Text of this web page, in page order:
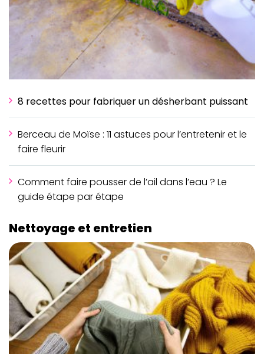
8 recettes pour fabriquer un désherbant puissant
Berceau de Moïse : 11 astuces pour l’entretenir et le
faire fleurir
Comment faire pousser de l’ail dans l’eau ? Le
guide étape par étape
Nettoyage et entretien